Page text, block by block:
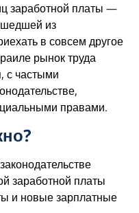
заработной платы —
из
в совсем другое
рынок труда
с частыми
правами.
заработной платы
и новые зарплатные